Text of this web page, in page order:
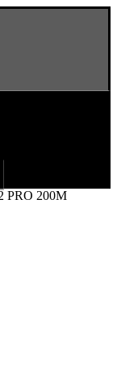
PRO 200M